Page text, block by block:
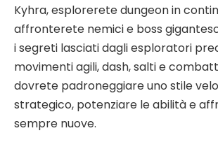
Kyhra, esplorerete dungeon in
affronterete nemici e boss
i segreti lasciati dagli esploratori
movimenti agili, dash, salti e
dovrete padroneggiare uno stile
strategico, potenziare le abilità e
sempre nuove.